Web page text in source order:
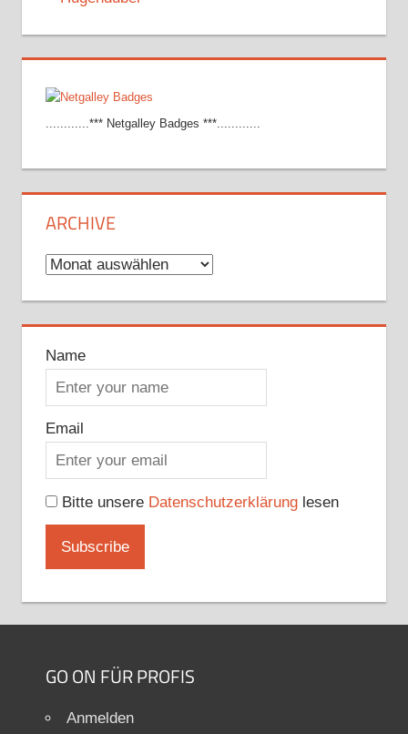
............*** Netgalley Badges ***............
ARCHIVE
Archive
Name
Email
Bitte unsere Datenschutzerklärunglesen
GO ON FÜR PROFIS
Anmelden